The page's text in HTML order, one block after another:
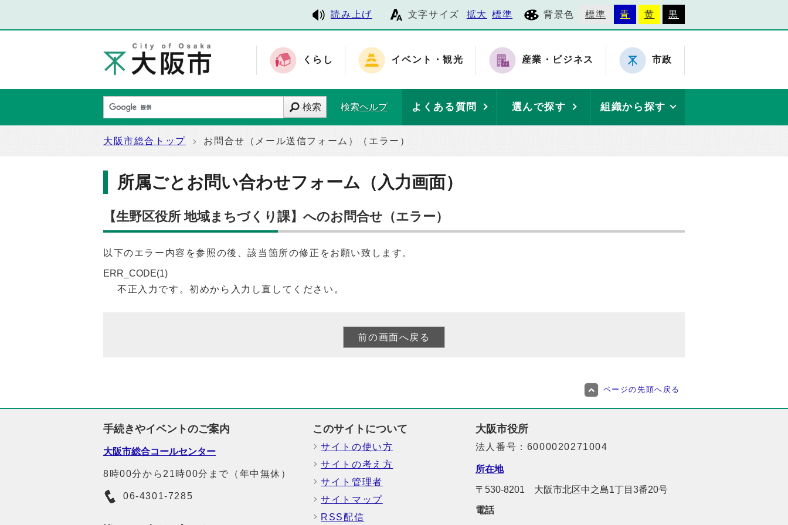
読み上げ 文字サイズ 拡大 標準 背景色 標準 青 黄 黒
くらし イベント・観光 産業・ビジネス 市政
検索 検索ヘルプ よくある質問 選んで探す 組織から探す
大阪市総合トップ お問合せ（メール送信フォーム）（エラー）
所属ごとお問い合わせフォーム（入力画面）
【生野区役所 地域まちづくり課】へのお問合せ（エラー）
以下のエラー内容を参照の後、該当箇所の修正をお願い致します。
ERR_CODE(1)
不正入力です。初めから入力し直してください。
ページの先頭へ戻る
手続きやイベントのご案内
大阪市総合コールセンター
8時00分から21時00分まで（年中無休）
06-4301-7285
このサイトについて
サイトの使い方
サイトの考え方
サイト管理者
サイトマップ
RSS配信
大阪市役所
法人番号：6000020271004
所在地
〒530-8201 大阪市北区中之島1丁目3番20号
電話